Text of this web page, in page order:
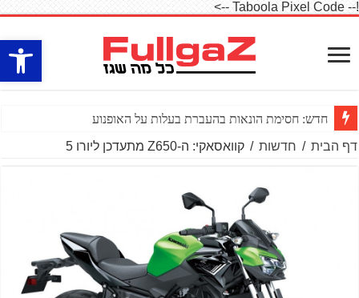
פתח
!-- Taboola Pixel Code -->
חדש: חסימת הונאות בהעברת בעלות על האופנוע
דף הבית / חדשות / קוואסאקי: ה-Z650 מתעדכן ליורו 5